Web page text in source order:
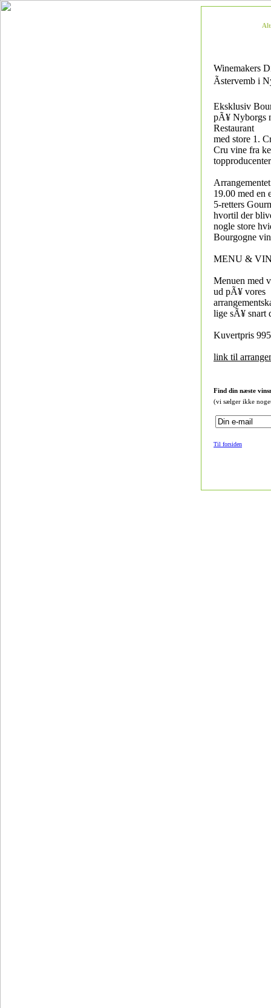
Winemakers
Ãstervemb i
Eksklusiv
pÃ¥ Nyborgs
Restaurant
med store 1.
Cru vine fra
19.00 med en
5-retters
hvortil der
nogle store
Bourgogne
MENU &
Menuen med
ud pÃ¥ vores
lige sÃ¥ snart
Kuvertpris
link til
Find din næste
(vi sælger ikke
Til forsiden